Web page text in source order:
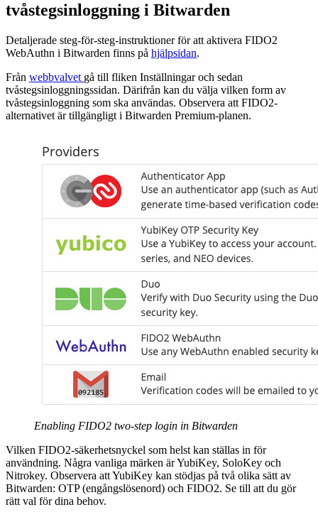
tvåstegsinloggning i Bitwarden
Detaljerade steg-för-steg-instruktioner för att aktivera FIDO2
WebAuthn i Bitwarden finns på hjälpsidan.
Från webbvalvet gå till fliken Inställningar och sedan
tvåstegsinloggningssidan. Därifrån kan du välja vilken form av
tvåstegsinloggning som ska användas. Observera att FIDO2-
alternativet är tillgängligt i Bitwarden Premium-planen.
Enabling FIDO2 two-step login in Bitwarden
Vilken FIDO2-säkerhetsnyckel som helst kan ställas in för
användning. Några vanliga märken är YubiKey, SoloKey och
Nitrokey. Observera att YubiKey kan stödjas på två olika sätt av
Bitwarden: OTP (engångslösenord) och FIDO2. Se till att du gör
rätt val för dina behov.